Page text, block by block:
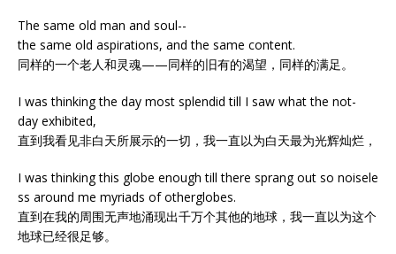
The same old man and soul--
the same old aspirations, and the same content.
同样的一个老人和灵魂——同样的旧有的渴望，同样的满足。
I was thinking the day most splendid till I saw what the not-
day exhibited,
直到我看见非白天所展示的一切，我一直以为白天最为光辉灿烂，
I was thinking this globe enough till there sprang out so noisele
ss around me myriads of otherglobes.
直到在我的周围无声地涌现出千万个其他的地球，我一直以为这个
地球已经很足够。